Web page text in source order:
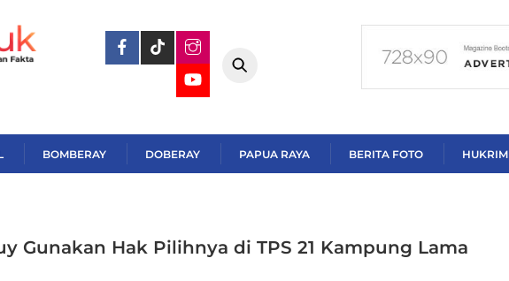
BOMBERAY DOBERAY PAPUA RAYA BERITA FOTO HUKRIM
Gunakan Hak Pilihnya di TPS 21 Kampung Lama